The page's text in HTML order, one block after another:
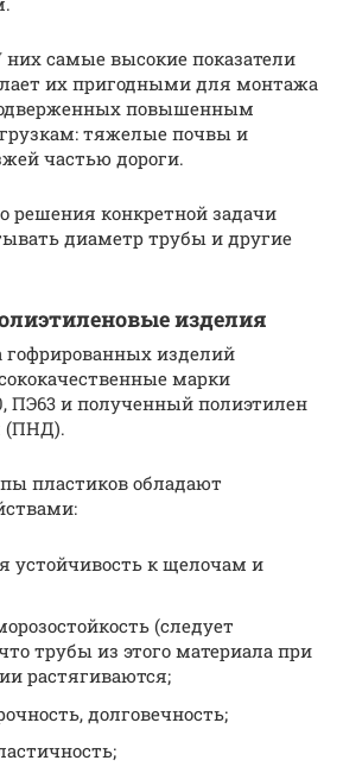
самые высокие показатели
их пригодными для монтажа
повышенным
тяжелые почвы и
частью дороги.
решения конкретной задачи
диаметр трубы и другие
изделия
гофрированных изделий
марки
ПЭ63 и полученный полиэтилен
(ПНД).
пластиков обладают
устойчивость к щелочам и
(следует
трубы из этого материала при
растягиваются;
долговечность;